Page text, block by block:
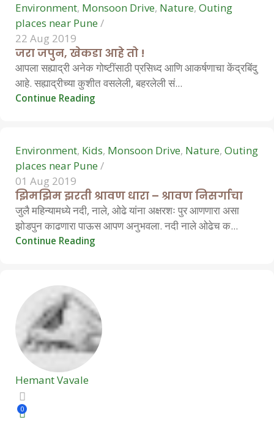
Environment, Monsoon Drive, Nature, Outing
places near Pune
22 Aug 2019
जरा जपुन, खेकडा आहे तो !
आपला सह्याद्री अनेक गोष्टींसाठी प्रसिध्द आणि आकर्षणाचा केंद्रबिंदु
आहे. सह्याद्रीच्या कुशीत वसलेली, बहरलेली सं...
Continue Reading
Hemant Vavale
Environment, Kids, Monsoon Drive, Nature, Outing
places near Pune
01 Aug 2019
झिमझिम झरती श्रावण धारा – श्रावण निसर्गाचा
जुलै महिन्यामध्ये नदी, नाले, ओढे यांना अक्षरशः पुर आणणारा असा
झोडपुन काढणारा पाऊस आपण अनुभवला. नदी नाले ओढेच क...
Continue Reading
Hemant Vavale
0